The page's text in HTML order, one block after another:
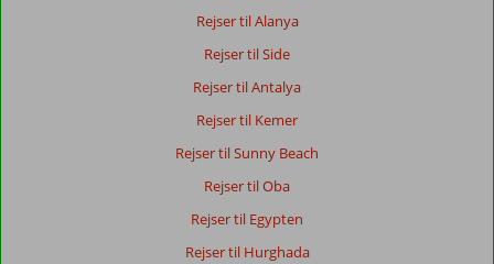
Rejser til Alanya
Rejser til Side
Rejser til Antalya
Rejser til Kemer
Rejser til Sunny Beach
Rejser til Oba
Rejser til Egypten
Rejser til Hurghada